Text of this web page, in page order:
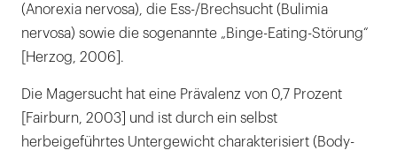
Fazit
(Anorexia nervosa), die Ess-/Brechsucht (Bulimia
nervosa) sowie die sogenannte „Binge-Eating-Störung“
[Herzog, 2006].
Die Magersucht hat eine Prävalenz von 0,7 Prozent
[Fairburn, 2003] und ist durch ein selbst
herbeigeführtes Untergewicht charakterisiert (Body-